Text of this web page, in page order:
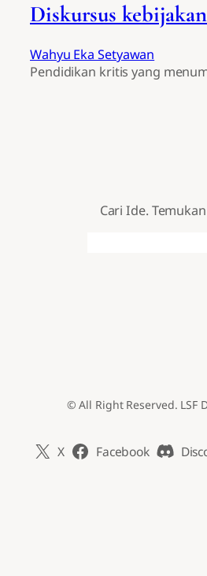
Diskursus
Wahyu Eka Setyawan
Pendidikan kritis yang
Cari Ide.
© All Right Reserved. LSF
X Facebook